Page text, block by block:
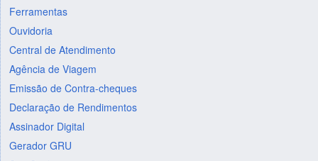
Ferramentas
Ouvidoria
Central de Atendimento
Agência de Viagem
Emissão de Contra-cheques
Declaração de Rendimentos
Assinador Digital
Gerador GRU